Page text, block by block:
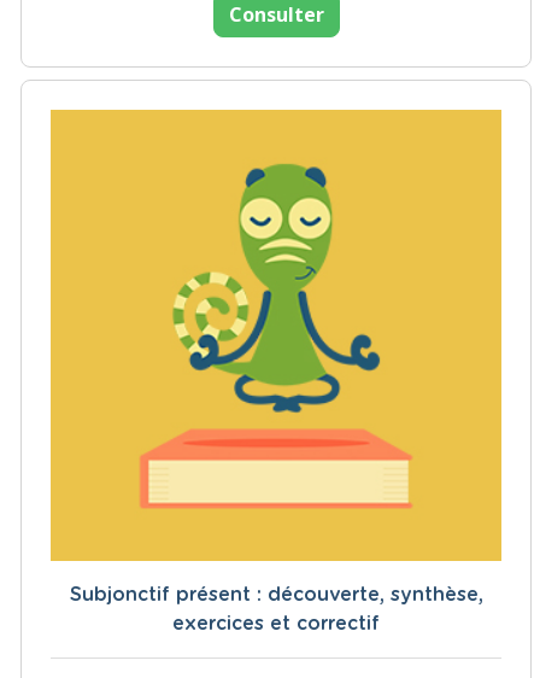
Consulter
Subjonctif présent : découverte, synthèse,
exercices et correctif